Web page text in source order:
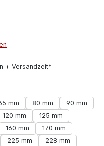
+ Versandzeit*
mm 80 mm
90 mm
120 mm
125 mm
160 mm
170 mm
225 mm
228 mm